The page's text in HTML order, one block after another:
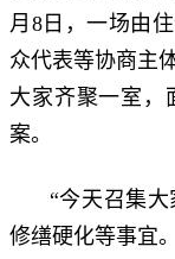
月8日，一场由
众代表等协商主
大家齐聚一室，
案。
“今天召集
修缮硬化等事宜